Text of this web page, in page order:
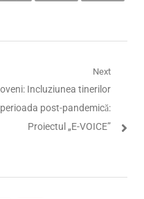
Next
Incluziunea tinerilor
post-pandemică:
Proiectul „E-VOICE”